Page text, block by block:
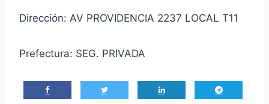
Dirección: AV PROVIDENCIA 2237 LOCAL T11
Prefectura: SEG. PRIVADA